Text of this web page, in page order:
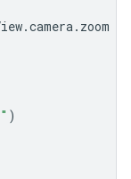
.camera . zoom
)